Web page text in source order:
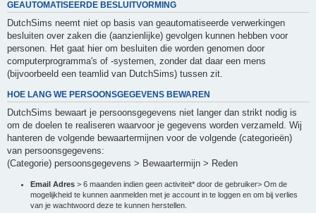
GEAUTOMATISEERDE BESLUITVORMING
DutchSims neemt niet op basis van geautomatiseerde verwerkingen
besluiten over zaken die (aanzienlijke) gevolgen kunnen hebben voor
personen. Het gaat hier om besluiten die worden genomen door
computerprogramma's of -systemen, zonder dat daar een mens
(bijvoorbeeld een teamlid van DutchSims) tussen zit.
HOE LANG WE PERSOONSGEGEVENS BEWAREN
DutchSims bewaart je persoonsgegevens niet langer dan strikt nodig is
om de doelen te realiseren waarvoor je gegevens worden verzameld. Wij
hanteren de volgende bewaartermijnen voor de volgende (categorieën)
van persoonsgegevens:
(Categorie) persoonsgegevens > Bewaartermijn > Reden
Email Adres > 6 maanden indien geen activiteit* door de gebruiker> Om de
mogelijkheid te kunnen aanmelden met je account in te loggen en om bij verlies
van je wachtwoord deze te kunnen herstellen.